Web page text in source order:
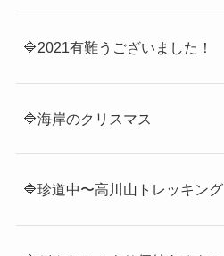
🔷2021有難うございました！
🔷海岸のクリスマス
🔷珍道中〜高川山トレッキング